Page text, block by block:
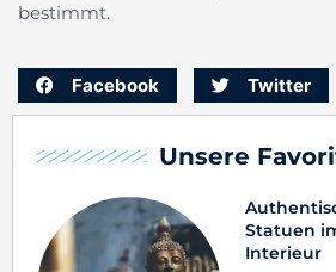
Unsere
Statuen
Interieur
bestimmt.
Facebook Twitter